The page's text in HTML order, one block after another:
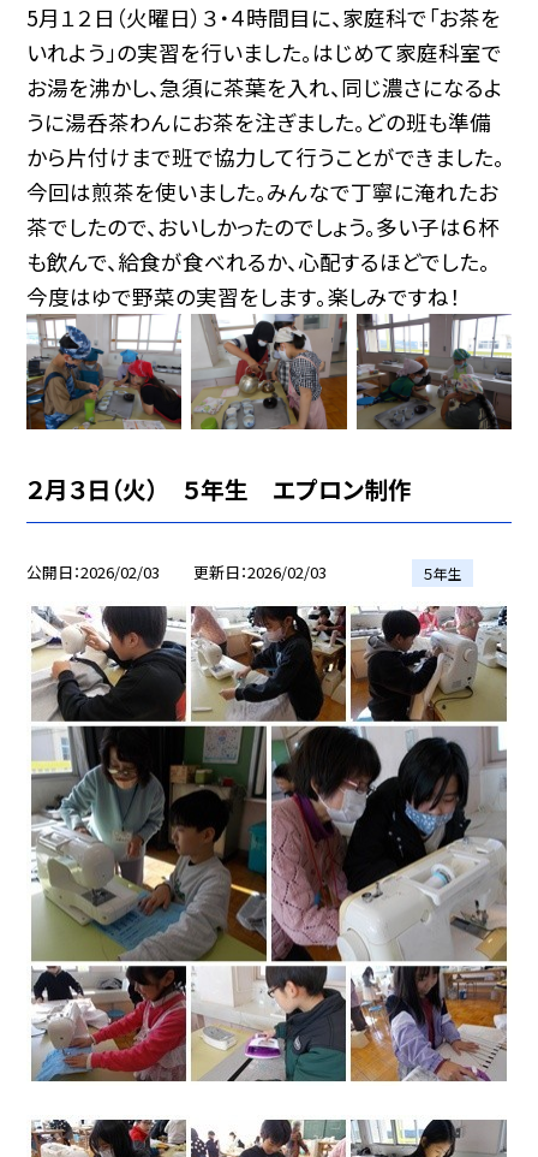
5月１２日（火曜日）３・４時間目に、家庭科で「お茶を
いれよう」の実習を行いました。はじめて家庭科室で
お湯を沸かし、急須に茶葉を入れ、同じ濃さになるよ
うに湯呑茶わんにお茶を注ぎました。どの班も準備
から片付けまで班で協力して行うことができました。
今回は煎茶を使いました。みんなで丁寧に淹れたお
茶でしたので、おいしかったのでしょう。多い子は６杯
も飲んで、給食が食べれるか、心配するほどでした。
今度はゆで野菜の実習をします。楽しみですね！
２月３日（火） ５年生 エプロン制作
公開日 2026/02/03 更新日 2026/02/03 ５年生